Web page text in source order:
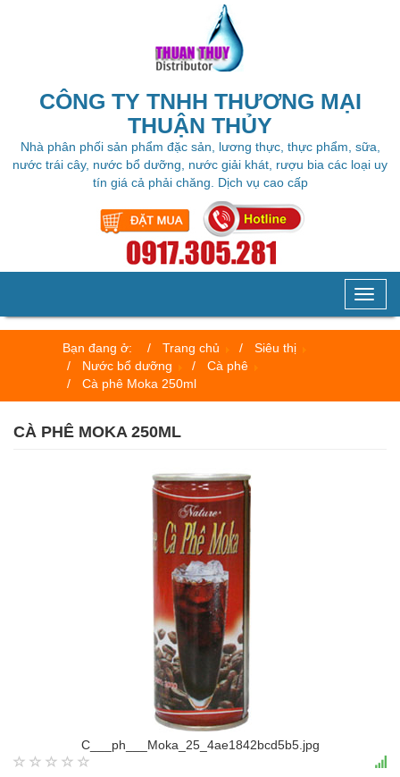
CÔNG TY TNHH THƯƠNG MẠI
THUẬN THỦY
Nhà phân phối sản phẩm đặc sản, lương thực, thực phẩm, sữa,
nước trái cây, nước bổ dưỡng, nước giải khát, rượu bia các loại uy
tín giá cả phải chăng. Dịch vụ cao cấp
Bạn đang ở:
Trang chủ
Siêu thị
Nước bổ dưỡng
Cà phê
Cà phê Moka 250ml
CÀ PHÊ MOKA 250ML
C___ph___Moka_25_4ae1842bcd5b5.jpg